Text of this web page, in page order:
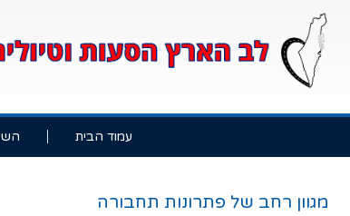
עמוד הבית
מגוון רחב של פתרונות תחבורה